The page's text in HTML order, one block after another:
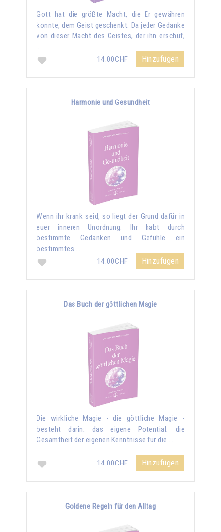
Gott hat die größte Macht, die Er gewähren
konnte, dem Geist geschenkt. Da jeder Gedanke
von dieser Macht des Geistes, der ihn erschuf,
…
14.00CHF
Hinzufügen
Harmonie und Gesundheit
Wenn ihr krank seid, so liegt der Grund dafür in
euer inneren Unordnung. Ihr habt durch
bestimmte Gedanken und Gefühle ein
bestimmtes …
14.00CHF
Hinzufügen
Das Buch der göttlichen Magie
Die wirkliche Magie - die göttliche Magie -
besteht darin, das eigene Potential, die
Gesamtheit der eigenen Kenntnisse für die …
14.00CHF Hinzufügen
Goldene Regeln für den Alltag